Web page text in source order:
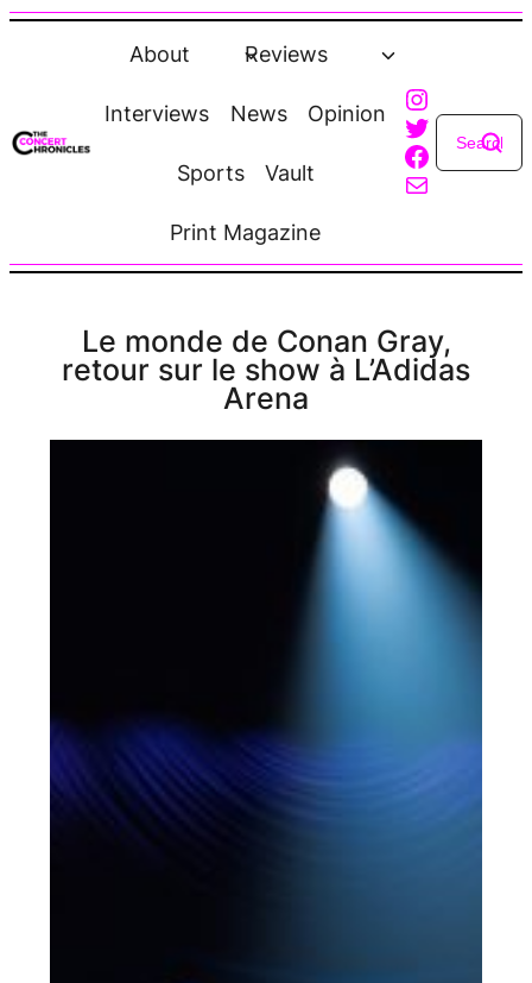
Skip
About Reviews
Interviews News Opinion
Sports Vault
Print Magazine
Twitter
Facebook
Mail
Le monde de Conan Gray,
retour sur le show à L’Adidas
Arena